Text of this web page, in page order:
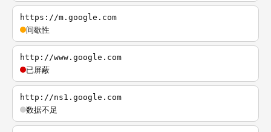
https://m.google.com
间歇性
http://www.google.com
已屏蔽
http://ns1.google.com
数据不足